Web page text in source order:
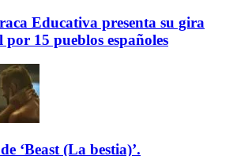
Educativa presenta su gira
15 pueblos españoles
‘Beast (La bestia)’.